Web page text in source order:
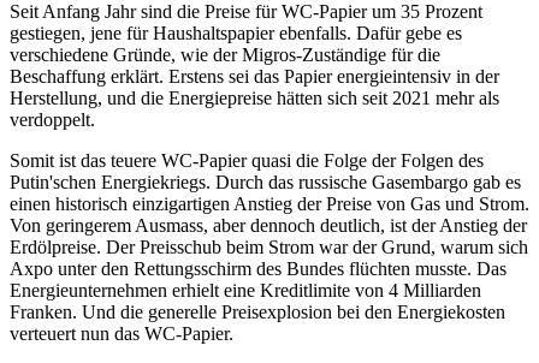
Seit Anfang Jahr sind die Preise für WC-Papier um 35 Prozent
gestiegen, jene für Haushaltspapier ebenfalls. Dafür gebe es
verschiedene Gründe, wie der Migros-Zuständige für die
Beschaffung erklärt. Erstens sei das Papier energieintensiv in der
Herstellung, und die Energiepreise hätten sich seit 2021 mehr als
verdoppelt.
Somit ist das teuere WC-Papier quasi die Folge der Folgen des
Putin'schen Energiekriegs. Durch das russische Gasembargo gab es
einen historisch einzigartigen Anstieg der Preise von Gas und Strom.
Von geringerem Ausmass, aber dennoch deutlich, ist der Anstieg der
Erdölpreise. Der Preisschub beim Strom war der Grund, warum sich
Axpo unter den Rettungsschirm des Bundes flüchten musste. Das
Energieunternehmen erhielt eine Kreditlimite von 4 Milliarden
Franken. Und die generelle Preisexplosion bei den Energiekosten
verteuert nun das WC-Papier.